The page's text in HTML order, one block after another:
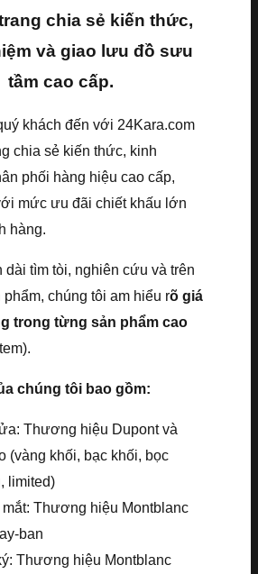
chia sẻ kiến thức,
và giao lưu đồ sưu
tầm cao cấp.
khách đến với 24Kara.com
chia sẻ kiến thức, kinh
phối hàng hiệu cao cấp,
mức ưu đãi chiết khấu lớn
hàng.
dài tìm tòi, nghiên cứu và trên
chúng tôi am hiểu rõ giá
trong từng sản phẩm cao
chúng tôi bao gồm:
Thương hiệu Dupont và
(vàng khối, bạc khối, bọc
limited)
mắt: Thương hiệu Montblanc
ban
Thương hiệu Montblanc